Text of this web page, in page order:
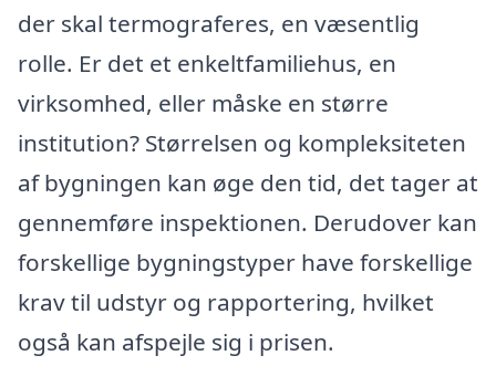
der skal termograferes, en væsentlig
rolle. Er det et enkeltfamiliehus, en
virksomhed, eller måske en større
institution? Størrelsen og kompleksiteten
af bygningen kan øge den tid, det tager at
gennemføre inspektionen. Derudover kan
forskellige bygningstyper have forskellige
krav til udstyr og rapportering, hvilket
også kan afspejle sig i prisen.